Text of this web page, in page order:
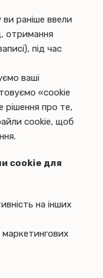
ви раніше ввели
отримання
під час
ваші
«cookie
рішення про те,
cookie, щоб
cookie для
на інших